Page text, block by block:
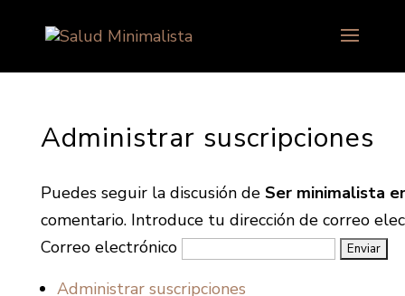
Administrar suscripciones
Puedes seguir la discusión de Ser minimalista
comentario. Introduce tu dirección de correo
Correo electrónico
Administrar suscripciones